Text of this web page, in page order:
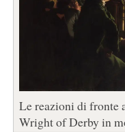
Le reazioni di fronte
Wright of Derby in